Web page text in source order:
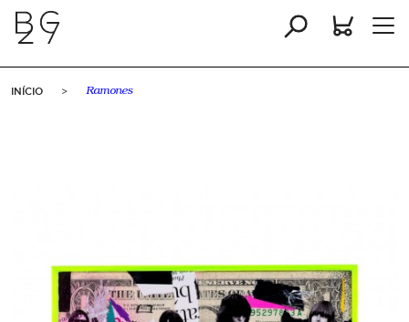
INÍCIO > Ramones